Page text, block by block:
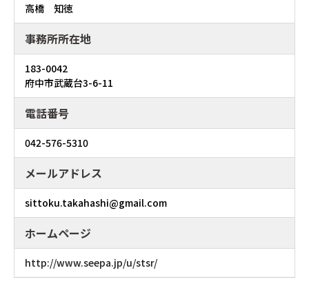
高橋 知徳
事務所所在地
183-0042
府中市武蔵台3-6-11
電話番号
042-576-5310
メールアドレス
sittoku.takahashi@gmail.com
ホームページ
http://www.seepa.jp/u/stsr/